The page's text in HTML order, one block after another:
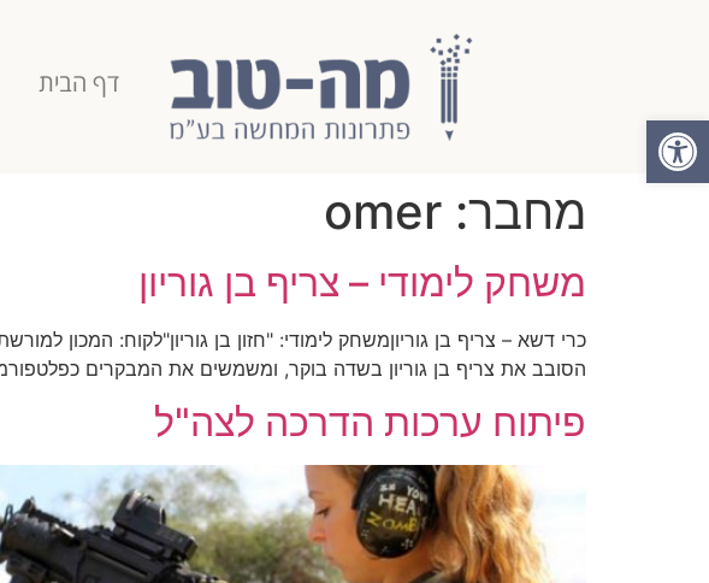
פתח סרגל נגישות
דף הבית
מחבר: omer
משחק לימודי – צריף בן גוריון
כרי דשא – צריף בן גוריוןמשחק לימודי: "חזון בן גוריון"לקוח: המכון
הסובב את צריף בן גוריון בשדה בוקר, ומשמשים את המבקרים
פיתוח ערכות הדרכה לצה"ל